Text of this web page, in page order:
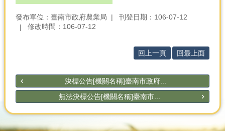
發布單位：臺南市政府農業局
刊登日期：106-07-12
修改時間：106-07-12
回上一頁 回最上面
決標公告[機關名稱]臺南市政府...
無法決標公告[機關名稱]臺南市...